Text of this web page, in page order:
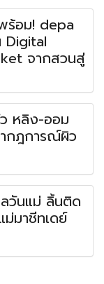
ร้อม! depa
Digital
จากสวนสู่
หลิง-ออม
กฎการณ์ผิว
วันแม่ ลิ้นติด
มาชีทเดย์